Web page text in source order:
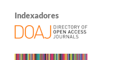
Indexadores